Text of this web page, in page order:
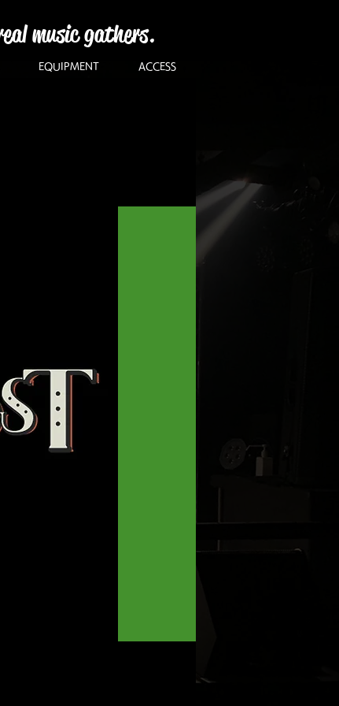
music gathers.
EQUIPMENT ACCESS